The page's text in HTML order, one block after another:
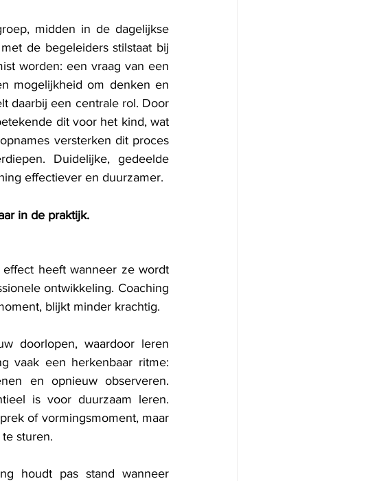
midden in de dagelijkse
de begeleiders stilstaat bij
worden: een vraag van een
mogelijkheid om denken en
daarbij een centrale rol. Door
dit voor het kind, wat
versterken dit proces
Duidelijke, gedeelde
effectiever en duurzamer.
in de praktijk.
heeft wanneer ze wordt
ontwikkeling. Coaching
blijkt minder krachtig.
doorlopen, waardoor leren
vaak een herkenbaar ritme:
en opnieuw observeren.
is voor duurzaam leren.
of vormingsmoment, maar
sturen.
houdt pas stand wanneer